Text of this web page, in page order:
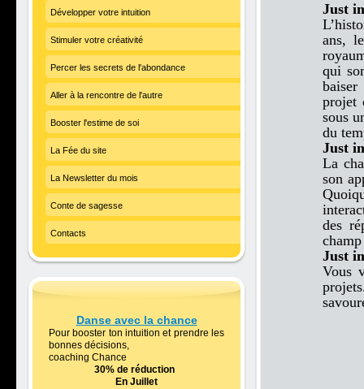
Just
ans,
qui
projet
sous
du
Just
La
son
des
Just
Vous
Développer votre intuition
Stimuler votre créativité
Percer les secrets de l'abondance
Aller à la rencontre de l'autre
Booster l'estime de soi
La Fée du site
La Newsletter du mois
Conte de sagesse
Contacts
Danse avec la chance
Pour booster ton intuition et prendre les
bonnes décisions,
coaching Chance
30% de réduction
En Juillet